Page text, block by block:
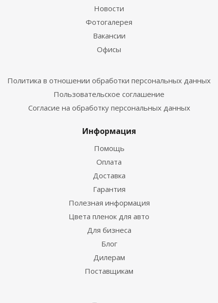
Новости
Фотогалерея
Вакансии
Офисы
Политика в отношении обработки персональных данных
Пользовательское соглашение
Согласие на обработку персональных данных
Информация
Помощь
Оплата
Доставка
Гарантия
Полезная информация
Цвета пленок для авто
Для бизнеса
Блог
Дилерам
Поставщикам